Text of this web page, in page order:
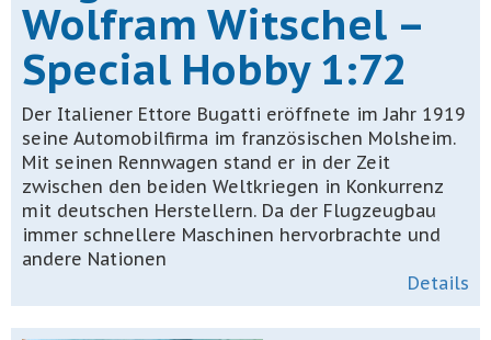
Wolfram Witschel –
Special Hobby 1:72
Der Italiener Ettore Bugatti eröffnete im Jahr 1919
seine Automobilfirma im französischen Molsheim.
Mit seinen Rennwagen stand er in der Zeit
zwischen den beiden Weltkriegen in Konkurrenz
mit deutschen Herstellern. Da der Flugzeugbau
immer schnellere Maschinen hervorbrachte und
andere Nationen
Details